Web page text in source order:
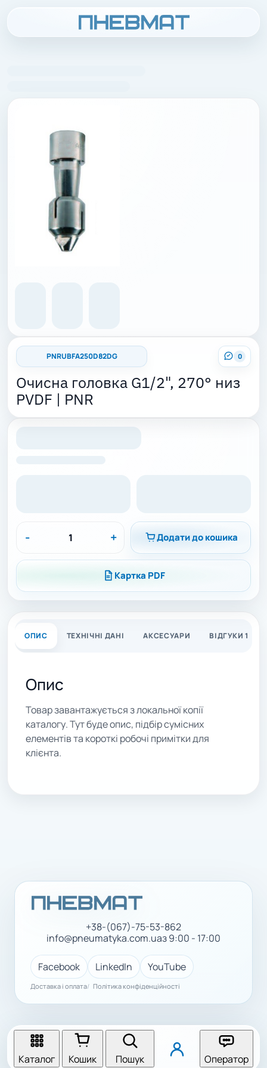
0
PNRUBFA250D82DG
Очисна головка G1/2", 270° низ
PVDF | PNR
- + Додати до кошика
Картка PDF
ОПИС ТЕХНІЧНІ ДАНІ АКСЕСУАРИ ВІДГУКИ 1
Опис
Товар завантажується з локальної копії
каталогу. Тут буде опис, підбір сумісних
елементів та короткі робочі примітки для
клієнта.
+38-(067)-75-53-862
info@pneumatyka.com.uaз 9:00 - 17:00
Facebook LinkedIn YouTube
Доставка і оплата Політика конфіденційності
Каталог Кошик Пошук Оператор